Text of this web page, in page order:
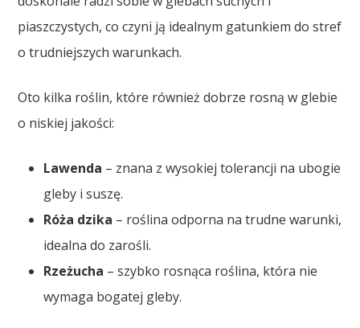
piaszczystych, co czyni ją idealnym gatunkiem do stref
o trudniejszych warunkach.
Oto kilka roślin, które również dobrze rosną w glebie
o niskiej jakości:
Lawenda – znana z wysokiej tolerancji na ubogie
gleby i suszę.
Róża dzika – roślina odporna na trudne warunki,
idealna do zarośli.
Rzeżucha – szybko rosnąca roślina, która nie
wymaga bogatej gleby.